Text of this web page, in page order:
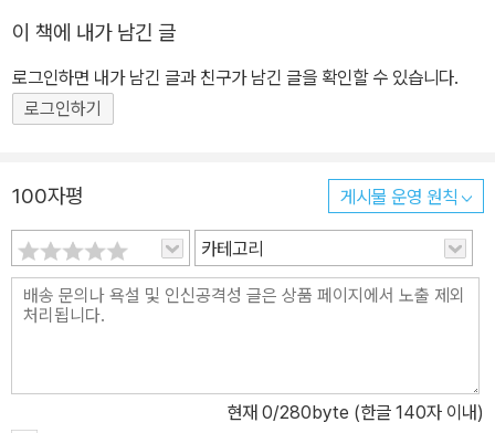
를 이해하고, 이를 바탕으로 개념이해력, 수리계산력, 원리응용력을
위주로 구성되었습니다. <수학도둑> 31~45권의 심화편은 실생활
속에 숨겨진 수학 개념 및 원리와 수학의 역사 속에 나타났던 심화된
내용으로 구성되었습니다. 또한 원리응용력을 키우고, 복잡하고 어려
리논술의 기반을 튼튼히 하는 내용이 주축을 이룹니다. 이를 통해 수
리논술의 기반을 튼튼하게 다지고, 비판적 사고를 포함한 의사소통력
이 월등히 향상될 수 있습니다. 그리고 61권부터 시작되는 <수학도
둑> 종합편에서는 이제까지 수학도둑 기본편, 심화편, 창의편을 아울
러 개념ㆍ원리ㆍ법칙ㆍ해법을 명확히 종합 정리하는 주제들과 수학
수 있습니다. 부록으로 드리는 수학도둑 <워크북>에서는 영역별ㆍ능
력별ㆍ수준별 문제 및 풀이를 제시하여 학습 효과를 더욱 높였습니
이 책에 내가 남긴 글
로그인하면 내가 남긴 글과 친구가 남긴 글을 확인할 수 있습니다.
로그인하기
100자평 게시물 운영 원칙
카테고리
현재 0/280byte (한글 140자 이내)